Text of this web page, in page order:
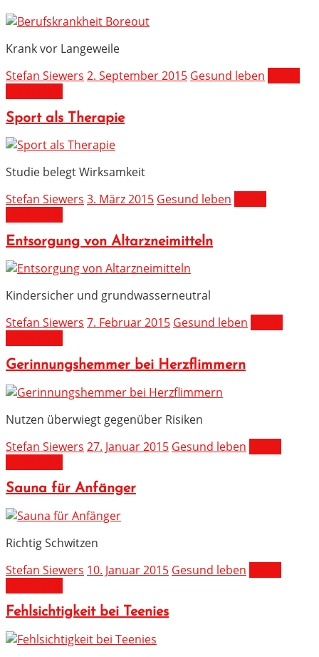
Krank vor Langeweile
Stefan Siewers 2. September 2015 Gesund leben
Sport als Therapie
Studie belegt Wirksamkeit
Stefan Siewers 3. März 2015 Gesund leben
Entsorgung von Altarzneimitteln
Kindersicher und grundwasserneutral
Stefan Siewers 7. Februar 2015 Gesund leben
Gerinnungshemmer bei Herzflimmern
Nutzen überwiegt gegenüber Risiken
Stefan Siewers 27. Januar 2015 Gesund leben
Sauna für Anfänger
Richtig Schwitzen
Stefan Siewers 10. Januar 2015 Gesund leben
Fehlsichtigkeit bei Teenies